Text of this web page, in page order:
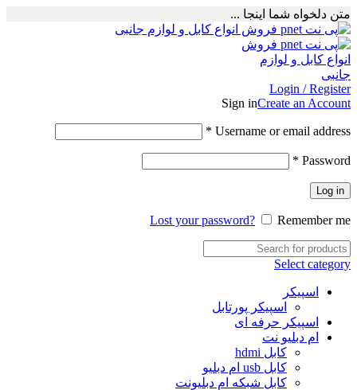
متن دلخواه شما اینجا ...
Login / Register
Sign inCreate an Account
Username or email address
*
Password
*
Log in
Lost your password? Remember me
Select category
اسپیکر
اسپیکر پورتابل
اسپیکر حرفه ای
ام دبلیو نت
کابل hdmi
کابل usb ام دبلیو
کابل شبکه ام دبلیونت